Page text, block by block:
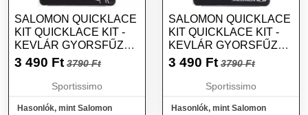
SALOMON QUICKLACE
KIT QUICKLACE KIT -
KEVLÁR GYORSFŰZŐ,
PIROS, MÉRET
3 490 Ft 3790 Ft
Sportissimo
Hasonlók, mint Salomon
SALOMON QUICKLACE
KIT QUICKLACE KIT -
KEVLÁR GYORSFŰZŐ,
FÉNYVISSZAVERŐ
3 490 Ft 3790 Ft
Sportissimo
Hasonlók, mint Salomon